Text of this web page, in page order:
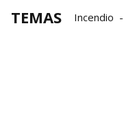
TEMAS Incendio